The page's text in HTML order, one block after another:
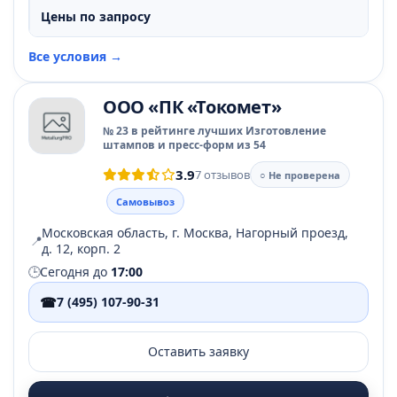
Цены по запросу
Все условия →
ООО «ПК «Токомет»
№ 23 в рейтинге лучших Изготовление
штампов и пресс-форм из 54
3.97 отзывов
○ Не проверена
Самовывоз
📍Московская область, г. Москва, Нагорный проезд,
д. 12, корп. 2
🕒Сегодня до 17:00
☎7 (495) 107-90-31
Оставить заявку